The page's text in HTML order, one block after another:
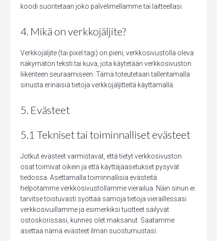
koodi suoritetaan joko palvelimellamme tai laitteellasi.
4. Mikä on verkkojäljite?
Verkkojäljite (tai pixel tagi) on pieni, verkkosivustolla oleva
näkymätön teksti tai kuva, jota käytetään verkkosivuston
liikenteen seuraamiseen. Tämä toteutetaan tallentamalla
sinusta erinäisiä tietoja verkkojäljitteitä käyttämällä.
5. Evästeet
5.1 Tekniset tai toiminnalliset evästeet
Jotkut evästeet varmistavat, että tietyt verkkosivuston
osat toimivat oikein ja että käyttäjäasetukset pysyvät
tiedossa. Asettamalla toiminnallisia evästeitä
helpotamme verkkosivustollamme vierailua. Näin sinun ei
tarvitse toistuvasti syöttää samoja tietoja vieraillessasi
verkkosivuillamme ja esimerkiksi tuotteet säilyvät
ostoskorissasi, kunnes olet maksanut. Saatamme
asettaa nämä evästeet ilman suostumustasi.